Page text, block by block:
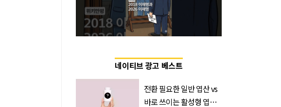
네이티브 광고 베스트
전환 필요한 일반 엽산 vs
바로 쓰이는 활성형 엽